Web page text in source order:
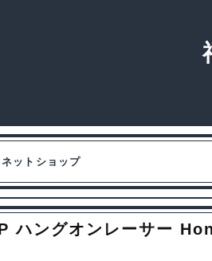
ネットショップ
ハングオンレーサー